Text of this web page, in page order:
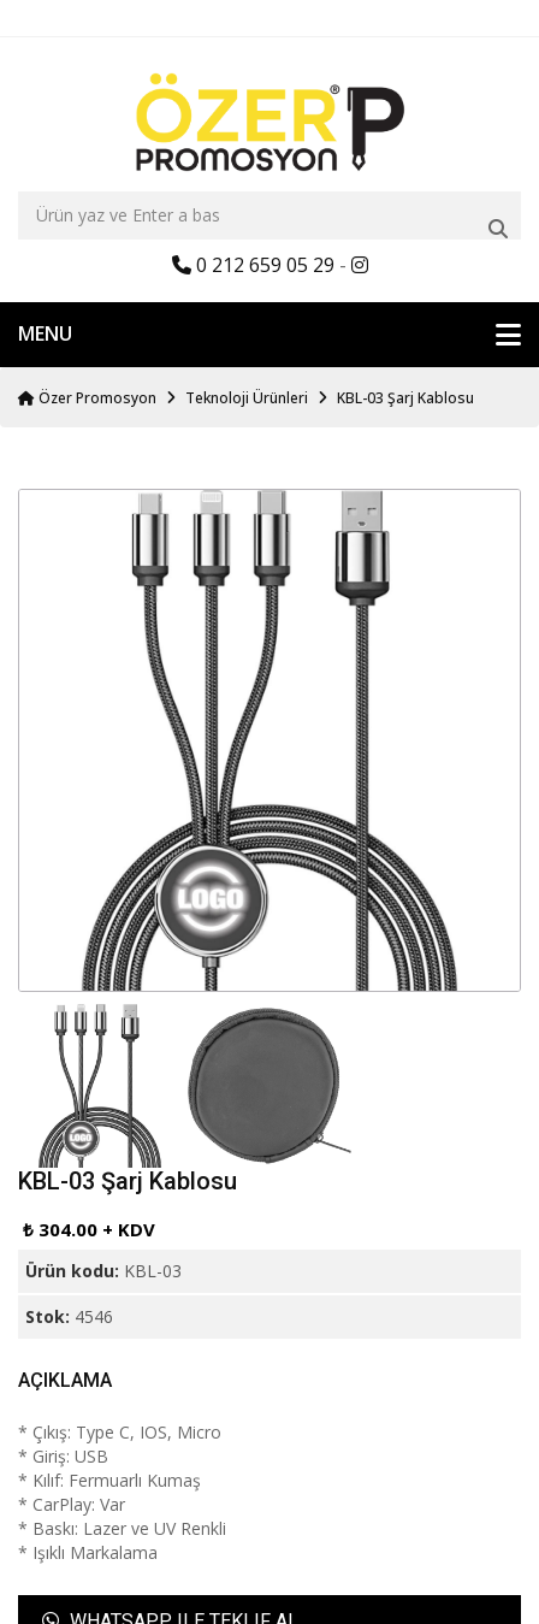
0 212 659 05 29 -
MENU
Özer Promosyon Teknoloji Ürünleri KBL-03 Şarj Kablosu
KBL-03 Şarj Kablosu
₺ 304.00 + KDV
Ürün kodu: KBL-03
Stok: 4546
AÇIKLAMA
* Çıkış: Type C, IOS, Micro
* Giriş: USB
* Kılıf: Fermuarlı Kumaş
* CarPlay: Var
* Baskı: Lazer ve UV Renkli
* Işıklı Markalama